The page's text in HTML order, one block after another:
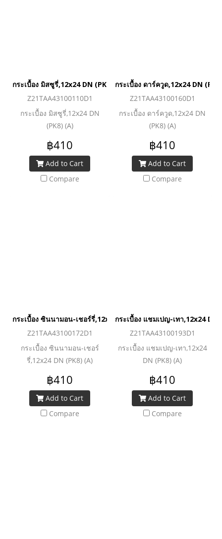
กระเบื้อง มิสซูรี่,12x24 DN (PK8) (A)
Z21TAA43100110D1
กระเบื้อง มิสซูรี่,12x24 DN
(PK8) (A)
฿410
Add to Cart
Compare
กระเบื้อง ดาร์ควูด,12x24 DN
Z21TAA43100160D1
กระเบื้อง ดาร์ควูด,12x24 DN
(PK8) (A)
฿410
Add to Cart
Compare
กระเบื้อง ซินนามอน-เชอร์รี่,12x24 DN (PK8) (A)
Z21TAA43100172D1
กระเบื้อง ซินนามอน-เชอร์
รี่,12x24 DN (PK8) (A)
฿410
Add to Cart
Compare
กระเบื้อง แชมเปญ-เทา,12x24 DN
Z21TAA43100193D1
กระเบื้อง แชมเปญ-เทา,12x24
DN (PK8) (A)
฿410
Add to Cart
Compare